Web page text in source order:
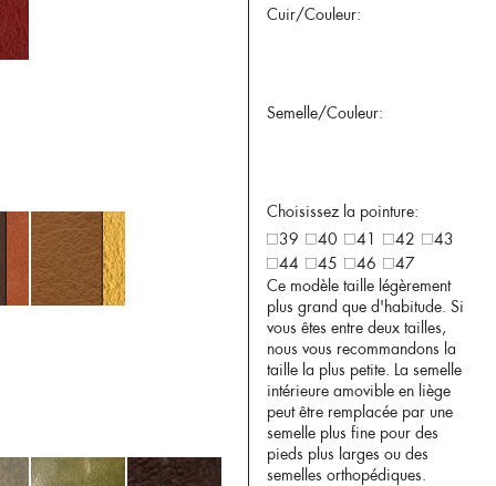
Cuir/Couleur:
Semelle/Couleur:
Choisissez la pointure:
39
40 41 42
43
44
45 46
47
Ce modèle taille légèrement
plus grand que d'habitude. Si
vous êtes entre deux tailles,
nous vous recommandons la
taille la plus petite. La semelle
intérieure amovible en liège
peut être remplacée par une
semelle plus fine pour des
pieds plus larges ou des
semelles orthopédiques.